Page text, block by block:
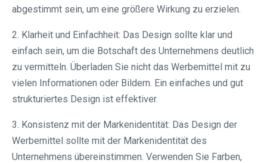
abgestimmt sein, um eine größere Wirkung zu erzielen.
2. Klarheit und Einfachheit: Das Design sollte klar und
einfach sein, um die Botschaft des Unternehmens deutlich
zu vermitteln. Überladen Sie nicht das Werbemittel mit zu
vielen Informationen oder Bildern. Ein einfaches und gut
strukturiertes Design ist effektiver.
3. Konsistenz mit der Markenidentität: Das Design der
Werbemittel sollte mit der Markenidentität des
Unternehmens übereinstimmen. Verwenden Sie Farben,